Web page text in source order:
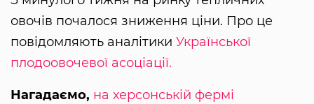
овочів почалося зниження ціни. Про це
повідомляють аналітики Української
плодоовочевої асоціації.
Нагадаємо, на херсонській фермі